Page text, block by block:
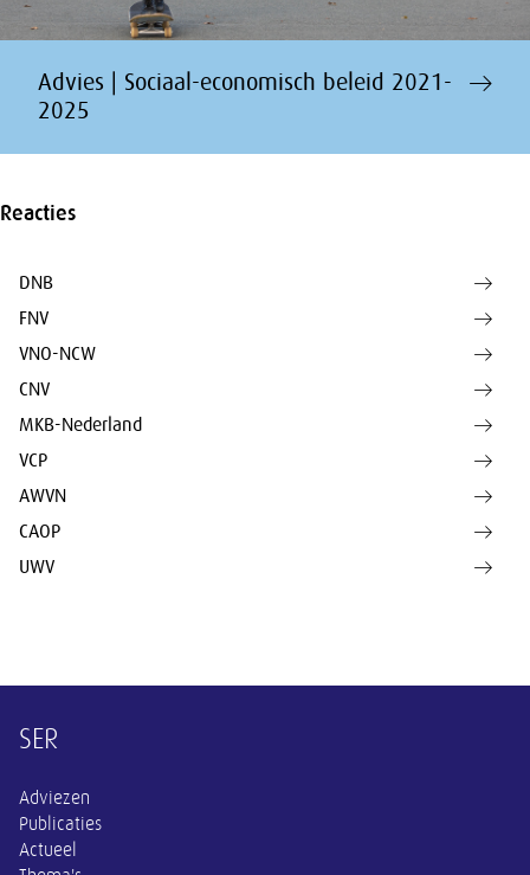
Advies | Sociaal-economisch beleid 2021-
2025
Reacties
DNB
FNV
VNO-NCW
CNV
MKB-Nederland
VCP
AWVN
CAOP
UWV
Overige informatie
SER
Adviezen
Publicaties
Actueel